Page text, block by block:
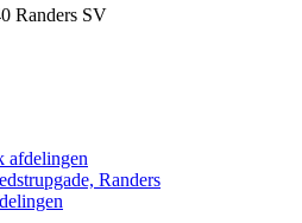
Randers SV
afdelingen
Randers